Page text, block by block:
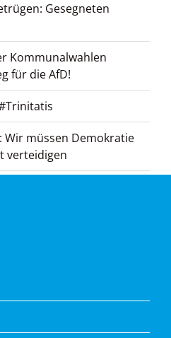
Gesegneten
Kommunalwahlen
für die AfD!
Wir müssen Demokratie
verteidigen